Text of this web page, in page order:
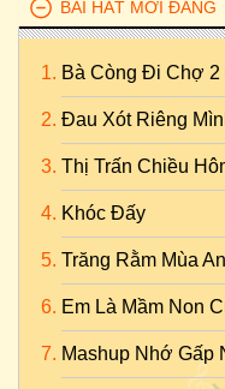
BÀI HÁT MỚI ĐĂNG
Bà Còng Đi Chợ 2
Đau Xót Riêng
Thị Trấn Chiều
Khóc Đấy
Trăng Rằm Mùa
Em Là Mầm Non
Mashup Nhớ Gấp